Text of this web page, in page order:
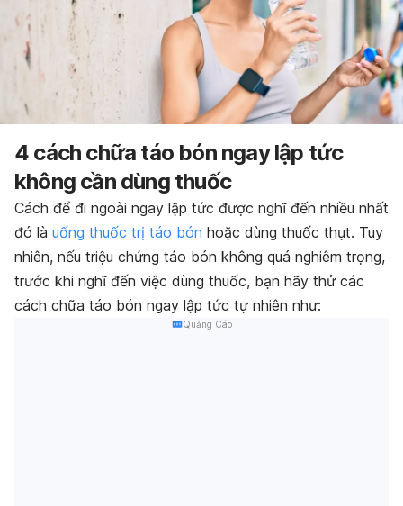
4 cách chữa táo bón ngay lập tức
không cần dùng thuốc
Cách để đi ngoài ngay lập tức được nghĩ đến nhiều nhất
đó là uống thuốc trị táo bón hoặc dùng thuốc thụt. Tuy
nhiên, nếu triệu chứng táo bón không quá nghiêm trọng,
trước khi nghĩ đến việc dùng thuốc, bạn hãy thử các
cách chữa táo bón ngay lập tức tự nhiên như:
Quảng Cáo